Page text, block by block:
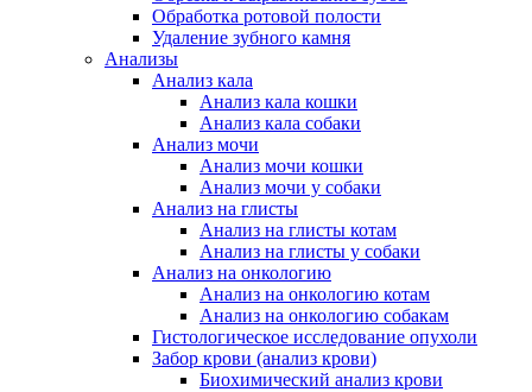
Обработка ротовой полости
Удаление зубного камня
Анализы
Анализ кала
Анализ кала кошки
Анализ кала собаки
Анализ мочи
Анализ мочи кошки
Анализ мочи у собаки
Анализ на глисты
Анализ на глисты котам
Анализ на глисты у собаки
Анализ на онкологию
Анализ на онкологию котам
Анализ на онкологию собакам
Гистологическое исследование опухоли
Забор крови (анализ крови)
Биохимический анализ крови